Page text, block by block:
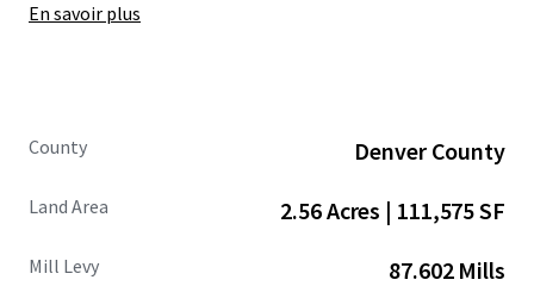
absorption rates are strong (15,000 units over the last 12
and deliver into a highly supply constrained submarket in
En savoir plus
County Denver County
Land Area 2.56 Acres | 111,575 SF
Mill Levy 87.602 Mills